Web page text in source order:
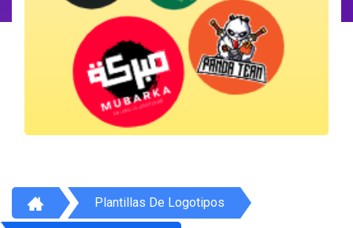
Plantillas De Logotipos